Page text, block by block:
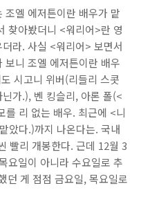
엘 에저튼이란 배우가 맡
찾아봤더니 <워리어>란 영
라. 사실 <워리어> 보면서
니 조엘 에저튼이란 배우
시고니 위버(리들리 스콧
가.), 벤 킹슬리, 아론 폴(<
를 리 없는 배우. 최근에 <니
았다.)까지 나온다는. 국내
빨리 개봉한다. 근데 12월 3
요일이 아니라 수요일로 추
던 게 점점 금요일, 목요일로